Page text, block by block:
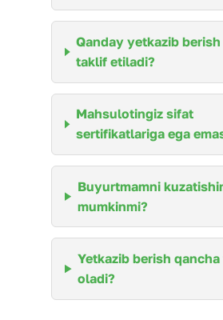
Qanday yetkazib
taklif etiladi?
Mahsulotingiz sifat
sertifikatlariga ega
Buyurtmamni
mumkinmi?
Yetkazib berish
oladi?